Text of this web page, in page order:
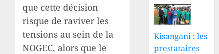
que cette décision
risque de raviver les
tensions au sein de la
NOGEC, alors que le
Kisangani : les
prestataires